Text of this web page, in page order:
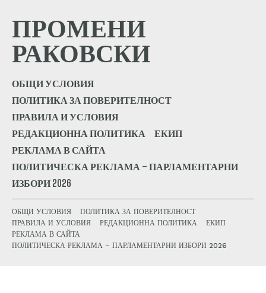
ПРОМЕНИ
РАКОВСКИ
ОБЩИ УСЛОВИЯ
ПОЛИТИКА ЗА ПОВЕРИТЕЛНОСТ
ПРАВИЛА И УСЛОВИЯ
РЕДАКЦИОННА ПОЛИТИКА
ЕКИП
РЕКЛАМА В САЙТА
ПОЛИТИЧЕСКА РЕКЛАМА – ПАРЛАМЕНТАРНИ
ИЗБОРИ 2026
ОБЩИ УСЛОВИЯ
ПОЛИТИКА ЗА ПОВЕРИТЕЛНОСТ
ПРАВИЛА И УСЛОВИЯ
РЕДАКЦИОННА ПОЛИТИКА
ЕКИП
РЕКЛАМА В САЙТА
ПОЛИТИЧЕСКА РЕКЛАМА – ПАРЛАМЕНТАРНИ ИЗБОРИ 2026